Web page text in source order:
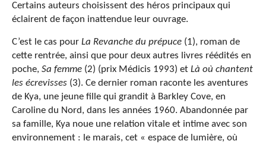
Certains auteurs choisissent des héros principaux qui
éclairent de façon inattendue leur ouvrage.
C’est le cas pour La Revanche du prépuce (1), roman de
cette rentrée, ainsi que pour deux autres livres réédités en
poche, Sa femme (2) (prix Médicis 1993) et Là où chantent
les écrevisses (3). Ce dernier roman raconte les aventures
de Kya, une jeune fille qui grandit à Barkley Cove, en
Caroline du Nord, dans les années 1960. Abandonnée par
sa famille, Kya noue une relation vitale et intime avec son
environnement : le marais, cet « espace de lumière, où